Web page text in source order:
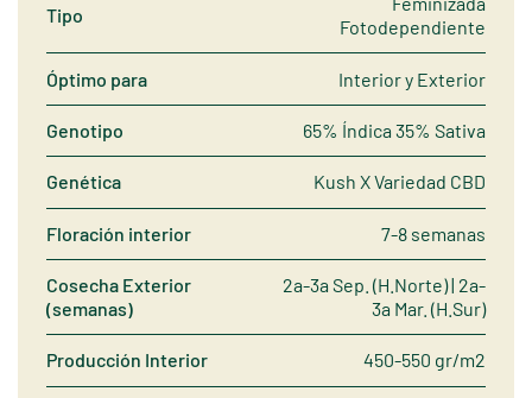
Tipo
Fotodependiente
Óptimo para Interior y Exterior
Genotipo 65% Índica 35% Sativa
Genética Kush X Variedad CBD
Floración interior 7-8 semanas
Cosecha Exterior
(semanas)
2a-3a Sep. (H.Norte) | 2a-
3a Mar. (H.Sur)
Producción Interior 450-550 gr/m2